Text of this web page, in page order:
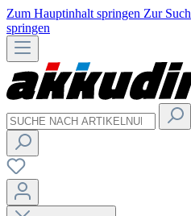
Zum Hauptinhalt springen Zur
springen